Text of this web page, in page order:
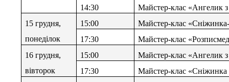
14:30
Майстер-клас «Ангелик
15 грудня,
понеділок
15:00
Майстер-клас
17:30
Майстер-клас
16 грудня,
вівторок
15:00
Майстер-клас «Ангелик
17:30
Майстер-клас «Сніжинка